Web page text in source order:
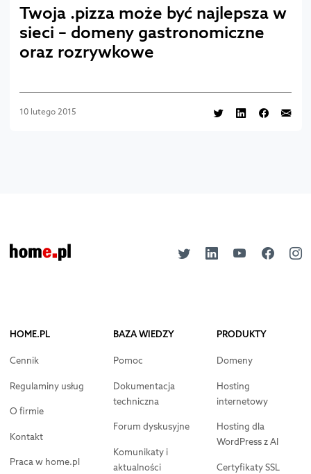
Twoja .pizza może być najlepsza w
sieci – domeny gastronomiczne
oraz rozrywkowe
10 lutego 2015
HOME.PL
Cennik
Regulaminy usług
O firmie
Kontakt
Praca w home.pl
BAZA WIEDZY
Pomoc
Dokumentacja
techniczna
Forum dyskusyjne
Komunikaty i
aktualności
PRODUKTY
Domeny
Hosting
internetowy
Hosting dla
WordPress z AI
Certyfikaty SSL